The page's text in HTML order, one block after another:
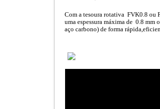
Com a tesoura rotativa FVK0.8 ou
uma espessura máxima de 0.8 mm
aço carbono) de forma